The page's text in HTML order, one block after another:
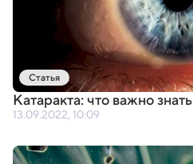
Статья
Катаракта: что важно знать
13.09.2022, 10:09